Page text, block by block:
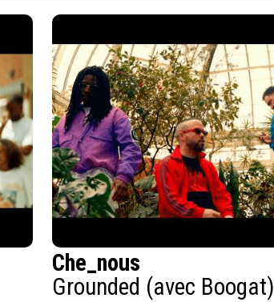
Che_nous
Grounded (avec Boogat)